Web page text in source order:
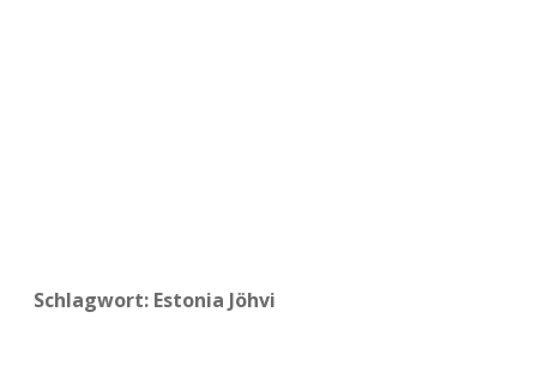
Schlagwort: Estonia Jöhvi